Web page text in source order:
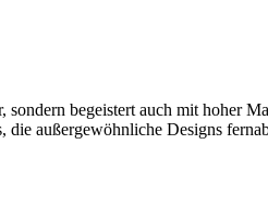
begeistert auch mit hoher
außergewöhnliche Designs